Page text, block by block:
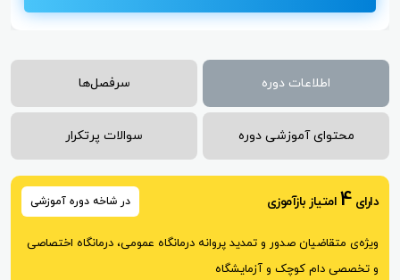
اطلاعات دوره سرفصل‌ها
محتوای آموزشی دوره سوالات پرتکرار
دارای 4 امتیاز بازآموزی در شاخه دوره آموزشی
ویژه‌ی متقاضیان صدور و تمدید پروانه درمانگاه عمومی، درمانگاه اختصاصی
و تخصصی دام کوچک و آزمایشگاه